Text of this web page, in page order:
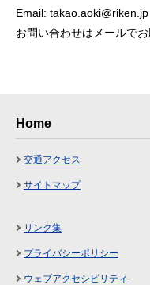
Email: takao.aoki@riken.jp
お問い合わせはメールでお
Home
交通アクセス
サイトマップ
リンク集
プライバシーポリシー
ウェブアクセシビリティ